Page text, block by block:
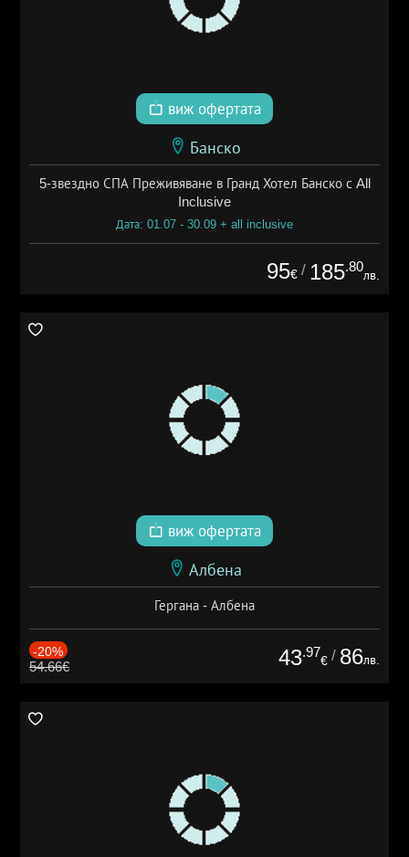
виж офертата
Банско
5-звездно СПА Преживяване в Гранд Хотел Банско с All
Inclusive
Дата: 01.07 - 30.09 + all inclusive
95€ / 185.80
лв.
виж офертата
Албена
Гергана - Албена
-20%
54.66€ 43.97
€ / 86лв.